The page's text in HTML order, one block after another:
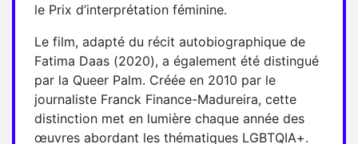
le Prix d’interprétation féminine.
Le film, adapté du récit autobiographique de
Fatima Daas (2020), a également été distingué
par la Queer Palm. Créée en 2010 par le
journaliste Franck Finance-Madureira, cette
distinction met en lumière chaque année des
œuvres abordant les thématiques LGBTQIA+.